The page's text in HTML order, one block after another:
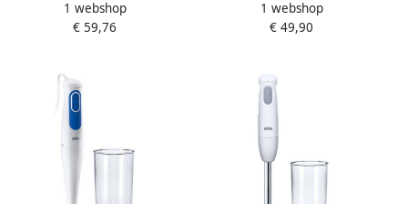
MQ20.236MWH Staafmixer
Wit
1 webshop
€ 59,76
MQ 5251 WH Staafmixer Wit
1 webshop
€ 49,90